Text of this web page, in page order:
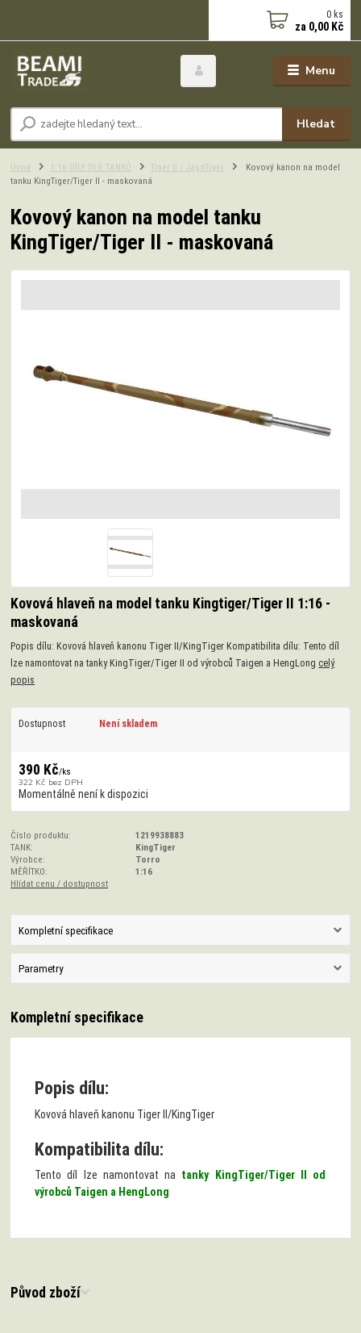
Menu
Hledat
0 ks
za 0,00 Kč
Úvod 1:16 DÍLY DLE TANKŮ Tiger II / JagdTiger
Kovový kanon na model
tanku KingTiger/Tiger II - maskovaná
Kovový kanon na model tanku
KingTiger/Tiger II - maskovaná
Kovová hlaveň na model tanku Kingtiger/Tiger II 1:16 -
maskovaná
Popis dílu: Kovová hlaveň kanonu Tiger II/KingTiger Kompatibilita dílu: Tento díl
lze namontovat na tanky KingTiger/Tiger II od výrobců Taigen a HengLong celý
popis
Dostupnost Není skladem
390 Kč/ks
322 Kč bez DPH
Momentálně není k dispozici
Číslo produktu:
1219938883
TANK:
KingTiger
Výrobce:
Torro
MĚŘÍTKO:
1:16
Hlídat cenu / dostupnost
Kompletní specifikace
Parametry
Kompletní specifikace
Popis dílu:
Kovová hlaveň kanonu Tiger II/KingTiger
Kompatibilita dílu:
Tento díl lze namontovat na tanky KingTiger/Tiger II od
výrobců Taigen a HengLong
Původ zboží